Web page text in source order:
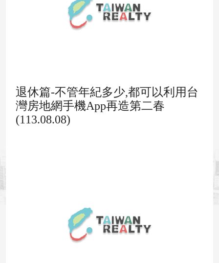
退休篇-不管年紀多少,都可以利用台
灣房地網手機App再造第二春
(113.08.08)